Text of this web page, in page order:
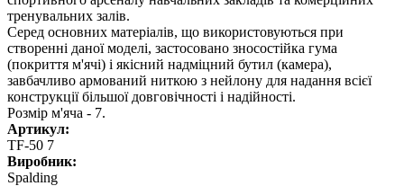
тренувальних залів.
Серед основних матеріалів, що використовуються при
створенні даної моделі, застосовано зносостійка гума
(покриття м'ячі) і якісний надміцний бутил (камера),
завбачливо армований ниткою з нейлону для надання всієї
конструкції більшої довговічності і надійності.
Розмір м'яча - 7.
Артикул:
TF-50 7
Виробник:
Spalding